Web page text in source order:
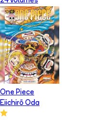
One Piece
Eiichirō Oda